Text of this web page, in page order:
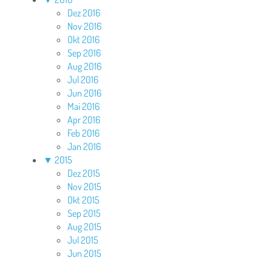
Dez 2016
Nov 2016
Okt 2016
Sep 2016
Aug 2016
Jul 2016
Jun 2016
Mai 2016
Apr 2016
Feb 2016
Jan 2016
▼ 2015
Dez 2015
Nov 2015
Okt 2015
Sep 2015
Aug 2015
Jul 2015
Jun 2015